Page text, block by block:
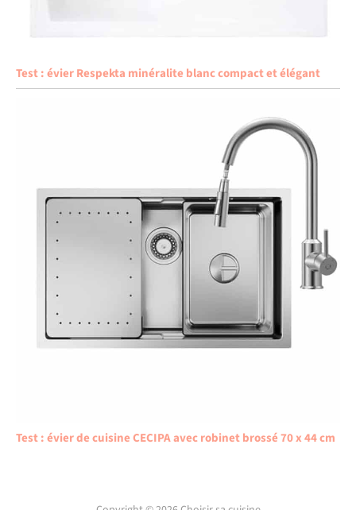
Test : évier Respekta minéralite blanc compact et élégant
Test : évier de cuisine CECIPA avec robinet brossé 70 x 44 cm